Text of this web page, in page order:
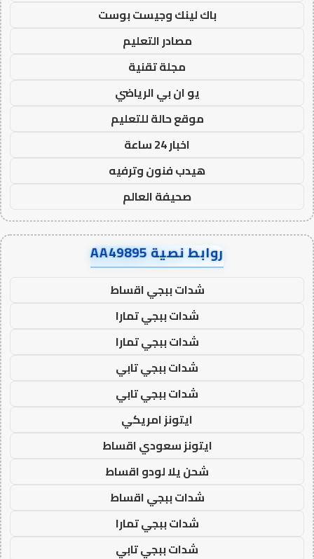
باك لينك وجيست بوست
مصادر التعليم
مجلة تقنية
يو ان بي الرياضي
موقع حالة للتعليم
اخبار 24 ساعة
هيدب فنون وترفيه
صحيفة العالم
روابط نصية AA49895
شدات ببجي اقساط
شدات ببجي تمارا
شدات ببجي تمارا
شدات ببجي تابي
شدات ببجي تابي
ايتونز امريكي
ايتونز سعودي اقساط
شحن يلا لودو اقساط
شدات ببجي اقساط
شدات ببجي تمارا
شدات ببجي تابي